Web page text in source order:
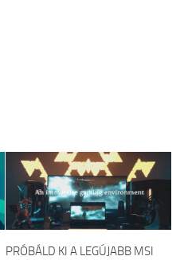
PRÓBÁLD KI A LEGÚJABB MSI